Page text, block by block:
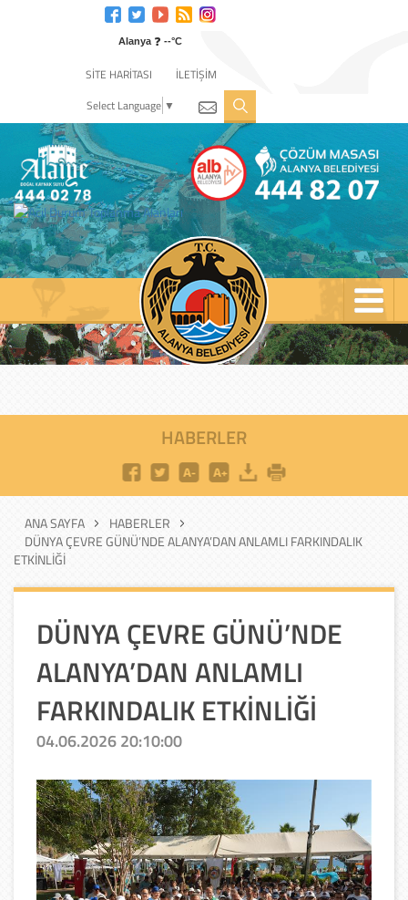
Alanya ❓ --°C
SİTE HARİTASI
İLETİŞİM
Select Language ▼
HABERLER
ANA SAYFA
HABERLER
DÜNYA ÇEVRE GÜNÜ’NDE ALANYA’DAN ANLAMLI FARKINDALIK
ETKİNLİĞİ
DÜNYA ÇEVRE GÜNÜ’NDE
ALANYA’DAN ANLAMLI
FARKINDALIK ETKİNLİĞİ
04.06.2026 20:10:00